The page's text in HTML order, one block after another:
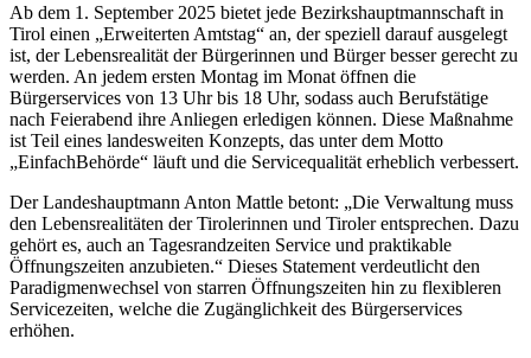
Ab dem 1. September 2025 bietet jede Bezirkshauptmannschaft in
Tirol einen „Erweiterten Amtstag“ an, der speziell darauf ausgelegt
ist, der Lebensrealität der Bürgerinnen und Bürger besser gerecht zu
werden. An jedem ersten Montag im Monat öffnen die
Bürgerservices von 13 Uhr bis 18 Uhr, sodass auch Berufstätige
nach Feierabend ihre Anliegen erledigen können. Diese Maßnahme
ist Teil eines landesweiten Konzepts, das unter dem Motto
„EinfachBehörde“ läuft und die Servicequalität erheblich verbessert.
Der Landeshauptmann Anton Mattle betont: „Die Verwaltung muss
den Lebensrealitäten der Tirolerinnen und Tiroler entsprechen. Dazu
gehört es, auch an Tagesrandzeiten Service und praktikable
Öffnungszeiten anzubieten.“ Dieses Statement verdeutlicht den
Paradigmenwechsel von starren Öffnungszeiten hin zu flexibleren
Servicezeiten, welche die Zugänglichkeit des Bürgerservices
erhöhen.